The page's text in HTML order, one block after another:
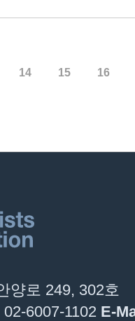
14 15 16
양로 249, 302호
02-6007-1102 E-